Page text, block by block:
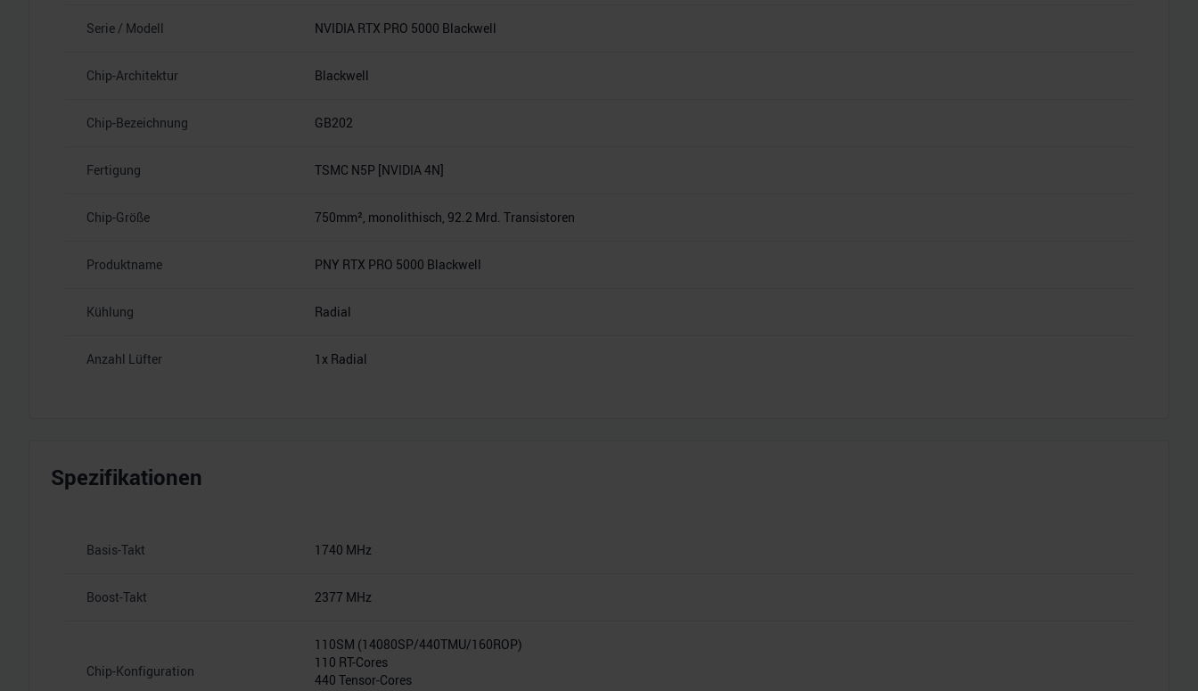
Serie / Modell NVIDIA RTX PRO 5000 Blackwell
Chip-Architektur Blackwell
Chip-Bezeichnung GB202
Fertigung TSMC N5P [NVIDIA 4N]
Chip-Größe 750mm², monolithisch, 92.2 Mrd. Transistoren
Produktname PNY RTX PRO 5000 Blackwell
Kühlung Radial
Anzahl Lüfter 1x Radial
Spezifikationen
Basis-Takt 1740 MHz
Boost-Takt 2377 MHz
Chip-Konfiguration
110SM (14080SP/440TMU/160ROP)
110 RT-Cores
440 Tensor-Cores